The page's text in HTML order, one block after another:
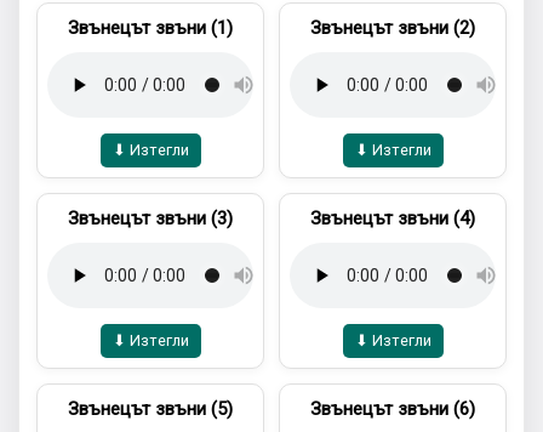
Звънецът звъни (1)
⬇ Изтегли
Звънецът звъни (2)
⬇ Изтегли
Звънецът звъни (3)
⬇ Изтегли
Звънецът звъни (4)
⬇ Изтегли
Звънецът звъни (5) Звънецът звъни (6)